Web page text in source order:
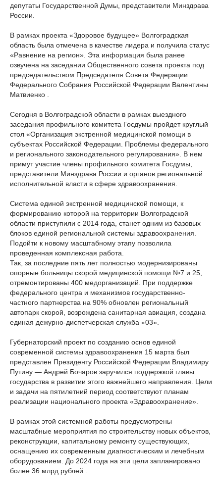
депутаты Государственной Думы, представители Минздрава
России.
В рамках проекта «Здоровое будущее» Волгоградская
область была отмечена в качестве лидера и получила статус
«Равнение на регион». Эта информация была ранее
озвучена на заседании Общественного совета проекта под
председательством Председателя Совета Федерации
Федерального Собрания Российской Федерации Валентины
Матвиенко .
Сегодня в Волгоградской области в рамках выездного
заседания профильного комитета Госдумы пройдет круглый
стол «Организация экстренной медицинской помощи в
субъектах Российской Федерации. Проблемы федерального
и регионального законодательного регулирования». В нем
примут участие члены профильного комитета Госдумы,
представители Минздрава России и органов региональной
исполнительной власти в сфере здравоохранения.
Система единой экстренной медицинской помощи, к
формированию которой на территории Волгоградской
области приступили с 2014 года, станет одним из базовых
блоков единой региональной системы здравоохранения.
Подойти к новому масштабному этапу позволила
проведенная комплексная работа.
Так, за последние пять лет полностью модернизированы
опорные больницы скорой медицинской помощи №7 и 25,
отремонтированы 400 медорганизаций. При поддержке
федерального центра и механизмов государственно-
частного партнерства на 90% обновлен региональный
автопарк скорой, возрождена санитарная авиация, создана
единая дежурно-диспетчерская служба «03».
Губернаторский проект по созданию основ единой
современной системы здравоохранения 15 марта был
представлен Президенту Российской Федерации Владимиру
Путину — Андрей Бочаров заручился поддержкой главы
государства в развитии этого важнейшего направления. Цели
и задачи на пятилетний период соответствуют планам
реализации национального проекта «Здравоохранение».
В рамках этой системной работы предусмотрены
масштабные мероприятия по строительству новых объектов,
реконструкции, капитальному ремонту существующих,
оснащению их современным диагностическим и лечебным
оборудованием. До 2024 года на эти цели запланировано
более 36 млрд рублей .